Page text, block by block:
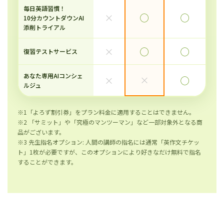
毎日英語習慣！
10分カウントダウンAI
添削トライアル
× ◯ ◯
復習テストサービス × ◯ ◯
あなた専用AIコンシェ
ルジュ
× × ◯
※1「よろず割引券」をプラン料金に適用することはできません。
※2 「サミット」や「究極のマンツーマン」など一部対象外となる商
品がございます。
※3 先生指名オプション: 人間の講師の指名には通常「英作文チケッ
ト」1枚が必要ですが、このオプションにより好きなだけ無料で指名
することができます。